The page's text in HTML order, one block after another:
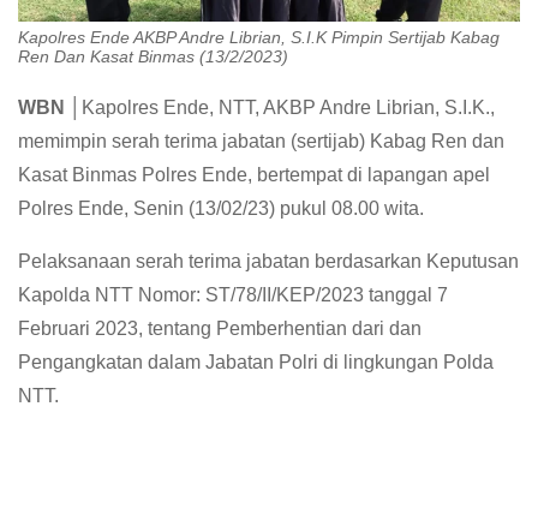
Kapolres Ende AKBP Andre Librian, S.I.K Pimpin Sertijab Kabag
Ren Dan Kasat Binmas (13/2/2023)
WBN │
Kapolres Ende, NTT, AKBP Andre Librian, S.I.K.,
memimpin serah terima jabatan (sertijab) Kabag Ren dan
Kasat Binmas Polres Ende, bertempat di lapangan apel
Polres Ende, Senin (13/02/23) pukul 08.00 wita.
Pelaksanaan serah terima jabatan berdasarkan Keputusan
Kapolda NTT Nomor: ST/78/II/KEP/2023 tanggal 7
Februari 2023, tentang Pemberhentian dari dan
Pengangkatan dalam Jabatan Polri di lingkungan Polda
NTT.